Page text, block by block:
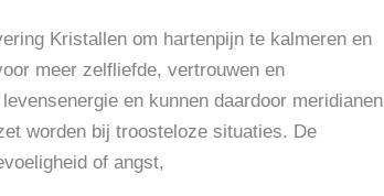
Kristallen om hartenpijn te kalmeren en
meer zelfliefde, vertrouwen en
en kunnen daardoor meridianen
worden bij troosteloze situaties. De
of angst,